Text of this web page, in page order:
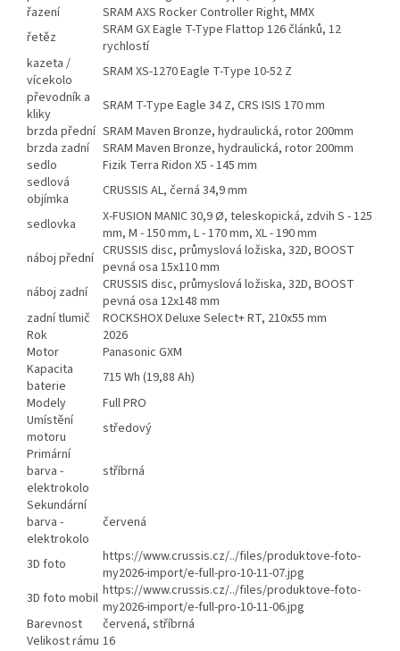
řazení
SRAM AXS Rocker Controller Right, MMX
řetěz
SRAM GX Eagle T-Type Flattop 126 článků, 12
rychlostí
kazeta /
vícekolo
SRAM XS-1270 Eagle T-Type 10-52 Z
převodník a
kliky
SRAM T-Type Eagle 34 Z, CRS ISIS 170 mm
brzda přední SRAM Maven Bronze, hydraulická, rotor 200mm
brzda zadní
SRAM Maven Bronze, hydraulická, rotor 200mm
sedlo
Fizik Terra Ridon X5 - 145 mm
sedlová
objímka
CRUSSIS AL, černá 34,9 mm
sedlovka
X-FUSION MANIC 30,9 Ø, teleskopická, zdvih S - 125
mm, M - 150 mm, L - 170 mm, XL - 190 mm
náboj přední CRUSSIS disc, průmyslová ložiska, 32D, BOOST
pevná osa 15x110 mm
náboj zadní
CRUSSIS disc, průmyslová ložiska, 32D, BOOST
pevná osa 12x148 mm
zadní tlumič
ROCKSHOX Deluxe Select+ RT, 210x55 mm
Rok
2026
Motor
Panasonic GXM
Kapacita
baterie
715 Wh (19,88 Ah)
Modely
Full PRO
Umístění
motoru
středový
Primární
barva -
elektrokolo
stříbrná
Sekundární
barva -
elektrokolo
červená
3D foto
https://www.crussis.cz/../files/produktove-foto-
my2026-import/e-full-pro-10-11-07.jpg
3D foto mobil https://www.crussis.cz/../files/produktove-foto-
my2026-import/e-full-pro-10-11-06.jpg
Barevnost
červená, stříbrná
Velikost rámu 16